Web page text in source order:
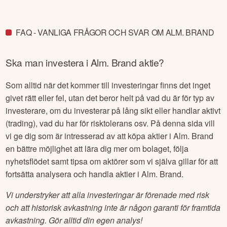
FAQ - VANLIGA FRÅGOR OCH SVAR OM ALM. BRAND
Ska man investera iAlm. Brandaktie?
Som alltid när det kommer till investeringar finns det inget
givet rätt eller fel, utan det beror helt på vad du är för typ av
investerare, om du investerar på lång sikt eller handlar aktivt
(trading), vad du har för risktolerans osv. På denna sida vill
vi ge dig som är intresserad av att köpa aktier iAlm. Brand
en bättre möjlighet att lära dig mer om bolaget, följa
nyhetsflödet samt tipsa om aktörer som vi själva gillar för att
fortsätta analysera och handla aktier iAlm. Brand.
Vi understryker att alla investeringar är förenade med risk
och att historisk avkastning inte är någon garanti för framtida
avkastning. Gör alltid din egen analys!